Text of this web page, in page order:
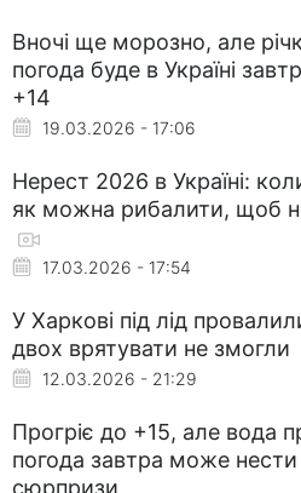
Вночі ще морозно, але
погода буде в Україні
+14
19.03.2026 - 17:06
Нерест 2026 в Україні:
як можна рибалити, щоб
17.03.2026 - 17:54
У Харкові під лід
двох врятувати не змогли
12.03.2026 - 21:29
Прогріє до +15, але вода
погода завтра може нести
сюрпризи